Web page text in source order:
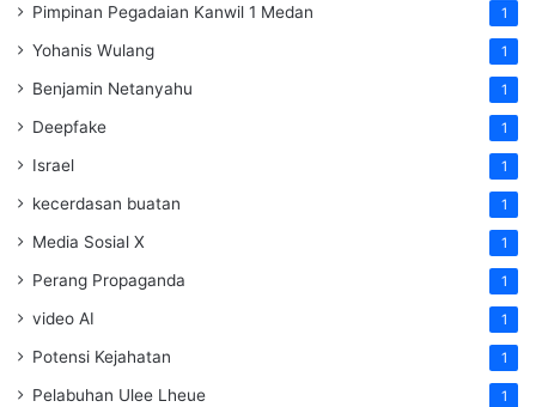
Pimpinan Pegadaian Kanwil 1 Medan 1
Yohanis Wulang 1
Benjamin Netanyahu 1
Deepfake 1
Israel 1
kecerdasan buatan 1
Media Sosial X 1
Perang Propaganda 1
video AI 1
Potensi Kejahatan 1
Pelabuhan Ulee Lheue 1